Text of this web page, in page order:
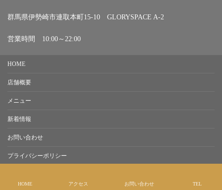
群馬県伊勢崎市連取本町15-10 GLORYSPACE A-2
営業時間 10:00～22:00
HOME
店舗概要
メニュー
新着情報
お問い合わせ
プライバシーポリシー
HOME アクセス お問い合わせ TEL